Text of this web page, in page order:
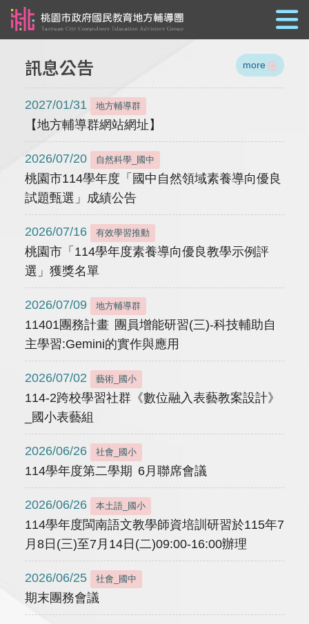
訊息公告 more
2027/01/31 地方輔導群
【地方輔導群網站網址】
2026/07/20 自然科學_國中
桃園市114學年度「國中自然領域素養導向優良
試題甄選」成績公告
2026/07/16 有效學習推動
桃園市「114學年度素養導向優良教學示例評
選」獲獎名單
2026/07/09 地方輔導群
11401團務計畫 團員增能研習(三)-科技輔助自
主學習:Gemini的實作與應用
2026/07/02 藝術_國小
114-2跨校學習社群《數位融入表藝教案設計》
_國小表藝組
2026/06/26 社會_國小
114學年度第二學期 6月聯席會議
2026/06/26 本土語_國小
114學年度閩南語文教學師資培訓研習於115年7
月8日(三)至7月14日(二)09:00-16:00辦理
2026/06/25 社會_國中
期末團務會議